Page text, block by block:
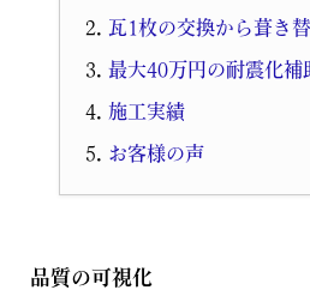
瓦1枚の交換から葺き
最大40万円の耐震化補
施工実績
お客様の声
品質の可視化